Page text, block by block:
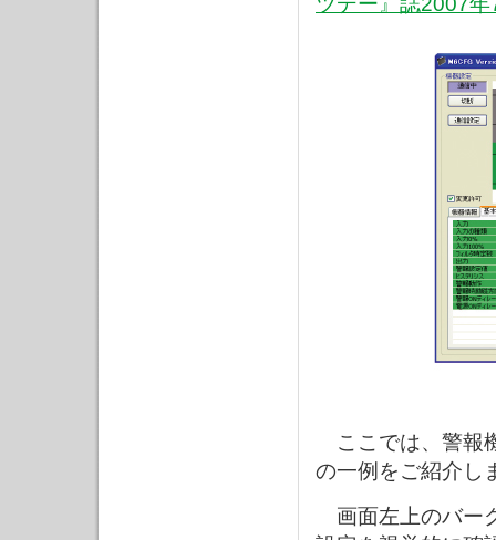
ここでは、警報
の一例をご紹介し
画面左上のバー